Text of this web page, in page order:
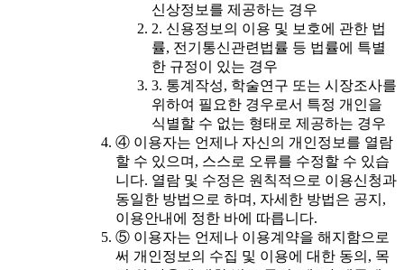
신상정보를 제공하는 경우
2. 신용정보의 이용 및 보호에 관한 법
률, 전기통신관련법률 등 법률에 특별
한 규정이 있는 경우
3. 통계작성, 학술연구 또는 시장조사를
위하여 필요한 경우로서 특정 개인을
식별할 수 없는 형태로 제공하는 경우
④ 이용자는 언제나 자신의 개인정보를 열람
할 수 있으며, 스스로 오류를 수정할 수 있습
니다. 열람 및 수정은 원칙적으로 이용신청과
동일한 방법으로 하며, 자세한 방법은 공지,
이용안내에 정한 바에 따릅니다.
⑤ 이용자는 언제나 이용계약을 해지함으로
써 개인정보의 수집 및 이용에 대한 동의, 목